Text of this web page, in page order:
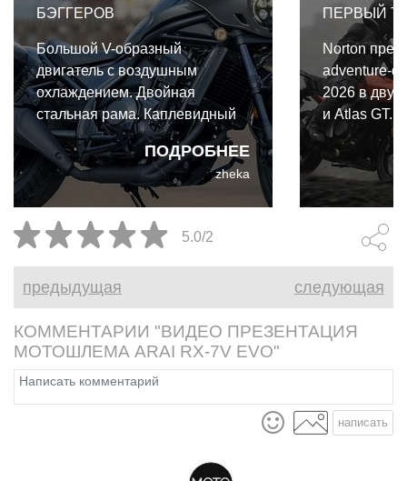
БЭГГЕРОВ
ПОДРОБНЕЕ
Большой V-образный
двигатель с воздушным
охлаждением. Двойная
стальная рама. Каплевидный
бензобак. Штанги толкателей.
Оребрение цилиндров.
Платформы для ног. И,
конечно, мощная
аудиосистема. Таков
традиционный портрет
классического бэггера. Именно
таким Honda Rebel 1100T 2026
не является ни на йоту.
zheka
ПЕРВЫЙ
Norton
adventure-
2026 в двух
и Atlas GT.
одной
важными
5.0/2
предыдущая следующая
КОММЕНТАРИИ "ВИДЕО ПРЕЗЕНТАЦИЯ
МОТОШЛЕМА ARAI RX-7V EVO"
написать